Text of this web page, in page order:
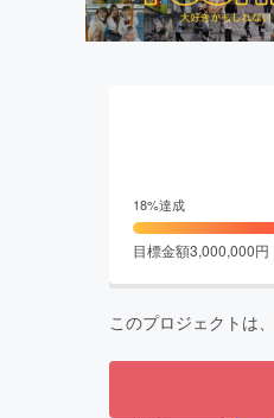
18%達成
目標金額3,000,000円
このプロジェクトは、